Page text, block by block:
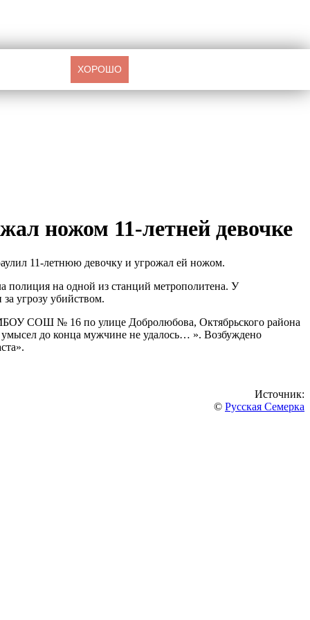
ножом 11-летней девочке
11-летнюю девочку и угрожал ей ножом.
полиция на одной из станций метрополитена. У
угрозу убийством.
СОШ № 16 по улице Добролюбова, Октябрьского района
умысел до конца мужчине не удалось… ». Возбуждено
Источник:
© Русская Семерка
ХОРОШО